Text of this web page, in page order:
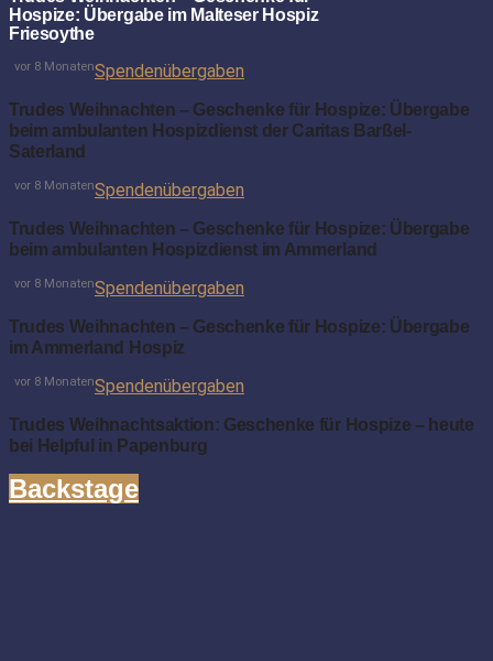
Hospize: Übergabe im Malteser Hospiz
Friesoythe
Spendenübergaben
vor 8 Monaten
Trudes Weihnachten – Geschenke für Hospize: Übergabe
beim ambulanten Hospizdienst der Caritas Barßel-
Saterland
Spendenübergaben
vor 8 Monaten
Trudes Weihnachten – Geschenke für Hospize: Übergabe
beim ambulanten Hospizdienst im Ammerland
Spendenübergaben
vor 8 Monaten
Trudes Weihnachten – Geschenke für Hospize: Übergabe
im Ammerland Hospiz
Spendenübergaben
vor 8 Monaten
Trudes Weihnachtsaktion: Geschenke für Hospize – heute
bei Helpful in Papenburg
Backstage